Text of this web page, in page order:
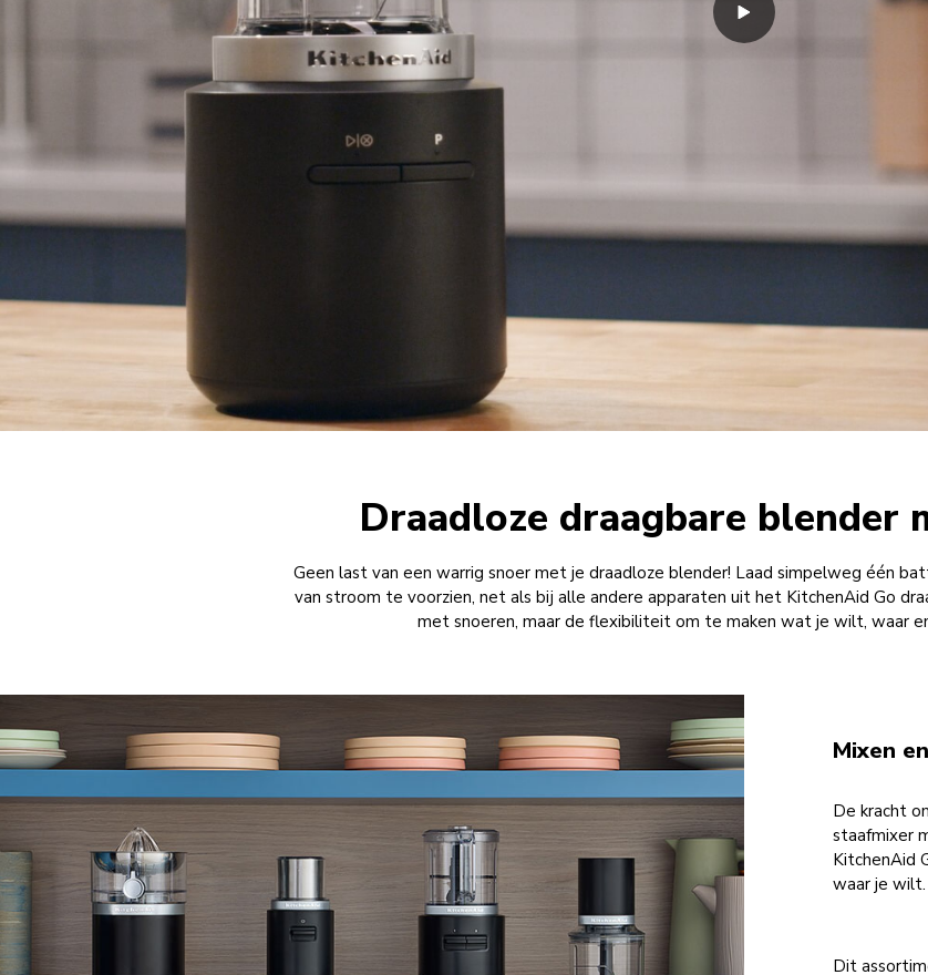
Draadloze draagbare blender
Geen last van een warrig snoer met je draadloze blender! Laad simpelweg één
van stroom te voorzien, net als bij alle andere apparaten uit het KitchenAid Go
met snoeren, maar de flexibiliteit om te maken wat je wilt, waar
Mixen
De kracht
staafmixer
KitchenAid
waar je wilt.
Dit